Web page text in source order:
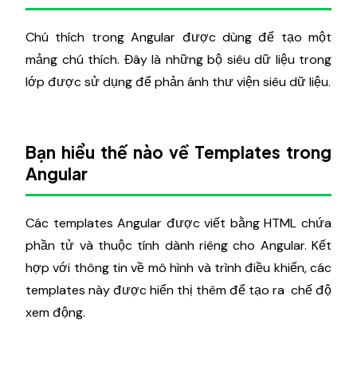
Chú thích trong Angular được dùng để tạo một
mảng chú thích. Đây là những bộ siêu dữ liệu trong
lớp được sử dụng để phản ánh thư viện siêu dữ liệu.
Bạn hiểu thế nào về Templates trong
Angular
Các templates Angular được viết bằng HTML chứa
phần tử và thuộc tính dành riêng cho Angular. Kết
hợp với thông tin về mô hình và trình điều khiển, các
templates này được hiển thị thêm để tạo ra chế độ
xem động.